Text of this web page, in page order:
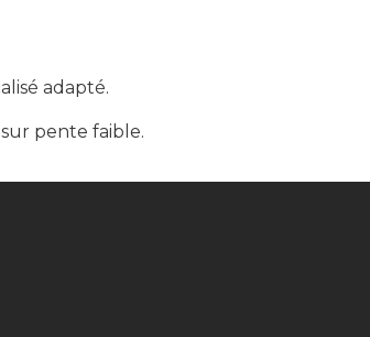
adapté.
pente faible.